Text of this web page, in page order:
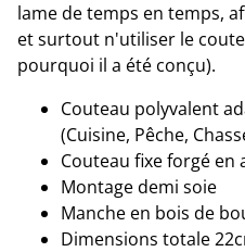
lame de temps en temps,
et surtout n'utiliser le
pourquoi il a été conçu).
Couteau polyvalent
(Cuisine, Pêche,
Couteau fixe forgé en
Montage demi soie
Manche en bois de
Dimensions totale